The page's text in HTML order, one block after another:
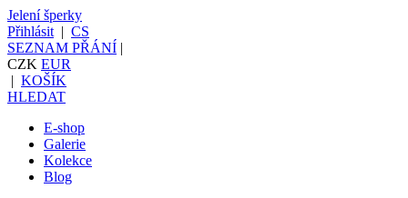
Jelení šperky
Přihlásit | CS
SEZNAM PŘÁNÍ |
CZK EUR
| KOŠÍK
HLEDAT
E-shop
Galerie
Kolekce
Blog